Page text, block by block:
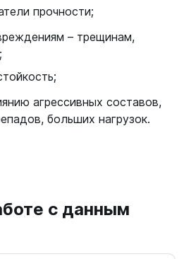
прочности;
– трещинам,
агрессивных составов,
больших нагрузок.
с данным